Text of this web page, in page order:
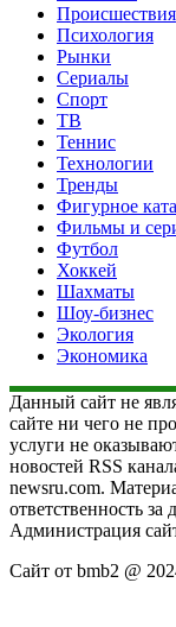
Происшествия
Психология
Рынки
Сериалы
Спорт
ТВ
Теннис
Технологии
Тренды
Фигурное
Фильмы и
Футбол
Хоккей
Шахматы
Шоу-бизнес
Экология
Экономика
Данный сайт не
сайте ни чего не
услуги не
новостей RSS
newsru.com.
ответственность
Администрация
Сайт от bmb2 @